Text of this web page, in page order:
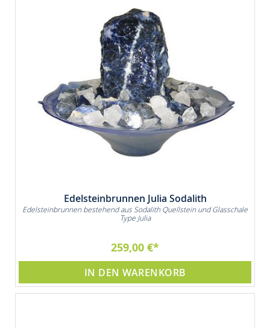
Edelsteinbrunnen Julia Sodalith
Edelsteinbrunnen bestehend aus Sodalith Quellstein und Glasschale
Type Julia
259,00 €
IN DEN WARENKORB